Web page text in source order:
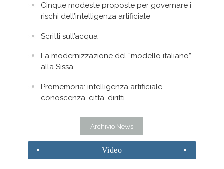
Cinque modeste proposte per governare i
rischi dell’intelligenza artificiale
Scritti sull’acqua
La modernizzazione del “modello italiano”
alla Sissa
Promemoria: intelligenza artificiale,
conoscenza, città, diritti
Archivio News
Video